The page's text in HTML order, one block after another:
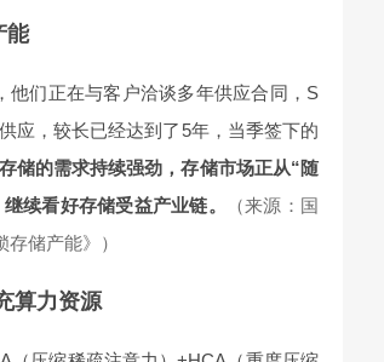
能
他们正在与客户洽谈多年供应合同，S
应，较长已经达到了5年，当季签下的
储的需求持续强劲，存储市场正从“随
续看好存储受益产业链。
（来源：国
储产能》）
算力资源